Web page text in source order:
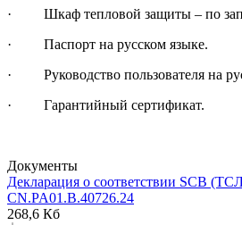
· Шкаф тепловой защиты – по
· Паспорт на русском языке.
· Руководство пользователя на
· Гарантийный сертификат.
Документы
Декларация о соответствии SCB
CN.PA01.B.40726.24
268,6 Кб